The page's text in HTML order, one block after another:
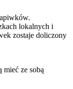
lokalnych i
zostaje doliczony
ze sobą